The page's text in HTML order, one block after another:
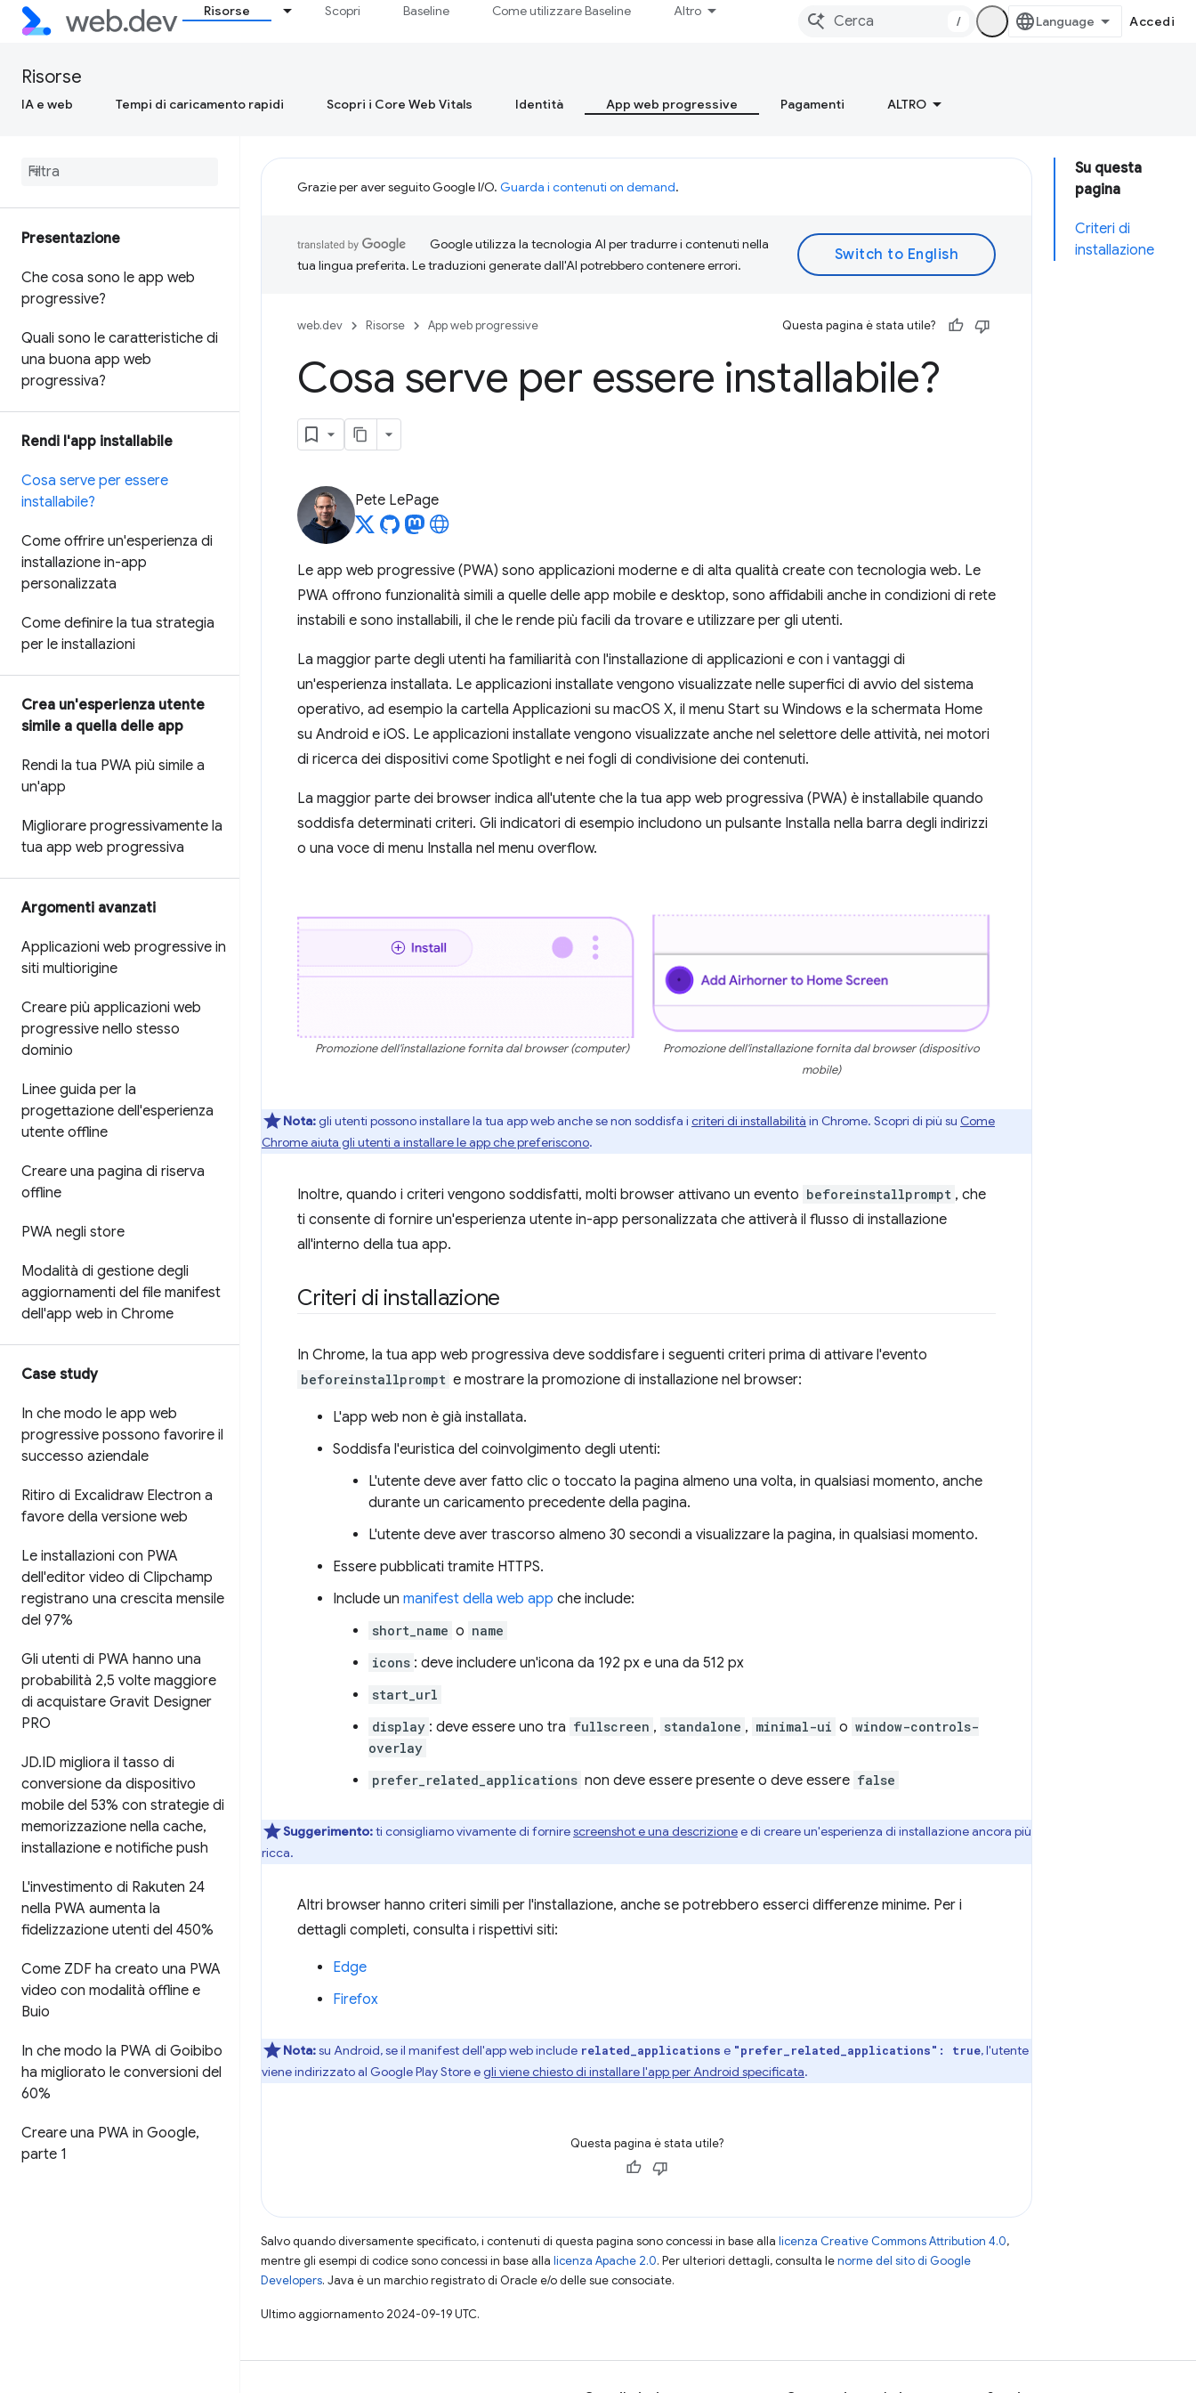
Risorse Scopri Baseline Come utilizzare Baseline Altro
/ Accedi
Risorse
IA e web Tempi di caricamento rapidi Scopri i Core Web Vitals Identità App web progressive Pagamenti ALTRO
Presentazione
Che cosa sono le app web
progressive?
Quali sono le caratteristiche di
una buona app web
progressiva?
Rendi l'app installabile
Cosa serve per essere
installabile?
Come offrire un'esperienza di
installazione in-app
personalizzata
Come definire la tua strategia
per le installazioni
Crea un'esperienza utente
simile a quella delle app
Rendi la tua PWA più simile a
un'app
Migliorare progressivamente la
tua app web progressiva
Argomenti avanzati
Applicazioni web progressive in
siti multiorigine
Creare più applicazioni web
progressive nello stesso
dominio
Linee guida per la
progettazione dell'esperienza
utente offline
Creare una pagina di riserva
offline
PWA negli store
Modalità di gestione degli
aggiornamenti del file manifest
dell'app web in Chrome
Case study
In che modo le app web
progressive possono favorire il
successo aziendale
Ritiro di Excalidraw Electron a
favore della versione web
Le installazioni con PWA
dell'editor video di Clipchamp
registrano una crescita mensile
del 97%
Gli utenti di PWA hanno una
probabilità 2,5 volte maggiore
di acquistare Gravit Designer
PRO
JD.ID migliora il tasso di
conversione da dispositivo
mobile del 53% con strategie di
memorizzazione nella cache,
installazione e notifiche push
L'investimento di Rakuten 24
nella PWA aumenta la
fidelizzazione utenti del 450%
Come ZDF ha creato una PWA
video con modalità offline e
Buio
In che modo la PWA di Goibibo
ha migliorato le conversioni del
60%
Creare una PWA in Google,
parte 1
Su questa
pagina
Criteri di
installazione
Grazie per aver seguito Google I/O. Guarda i contenuti on demand.
Google utilizza la tecnologia AI per tradurre i contenuti nella
tua lingua preferita. Le traduzioni generate dall'AI potrebbero contenere errori.
web.dev Risorse App web progressive Questa pagina è stata utile?
Cosa serve per essere installabile?
Pete LePage
Le app web progressive (PWA) sono applicazioni moderne e di alta qualità create con tecnologia web. Le
PWA offrono funzionalità simili a quelle delle app mobile e desktop, sono affidabili anche in condizioni di rete
instabili e sono installabili, il che le rende più facili da trovare e utilizzare per gli utenti.
La maggior parte degli utenti ha familiarità con l'installazione di applicazioni e con i vantaggi di
un'esperienza installata. Le applicazioni installate vengono visualizzate nelle superfici di avvio del sistema
operativo, ad esempio la cartella Applicazioni su macOS X, il menu Start su Windows e la schermata Home
su Android e iOS. Le applicazioni installate vengono visualizzate anche nel selettore delle attività, nei motori
di ricerca dei dispositivi come Spotlight e nei fogli di condivisione dei contenuti.
La maggior parte dei browser indica all'utente che la tua app web progressiva (PWA) è installabile quando
soddisfa determinati criteri. Gli indicatori di esempio includono un pulsante Installa nella barra degli indirizzi
o una voce di menu Installa nel menu overflow.
Promozione dell'installazione fornita dal browser (computer)
Promozione dell'installazione fornita dal browser (dispositivo
mobile)
Nota:gli utenti possono installare la tua app web anche se non soddisfa i criteri di installabilità in Chrome. Scopri di più su Come
Chrome aiuta gli utenti a installare le app che preferiscono.
Inoltre, quando i criteri vengono soddisfatti, molti browser attivano un evento beforeinstallprompt , che
ti consente di fornire un'esperienza utente in-app personalizzata che attiverà il flusso di installazione
all'interno della tua app.
Criteri di installazione
In Chrome, la tua app web progressiva deve soddisfare i seguenti criteri prima di attivare l'evento
beforeinstallprompt e mostrare la promozione di installazione nel browser:
L'app web non è già installata.
Soddisfa l'euristica del coinvolgimento degli utenti:
L'utente deve aver fatto clic o toccato la pagina almeno una volta, in qualsiasi momento, anche
durante un caricamento precedente della pagina.
L'utente deve aver trascorso almeno 30 secondi a visualizzare la pagina, in qualsiasi momento.
Essere pubblicati tramite HTTPS.
Include un manifest della web app che include:
short_name o name
icons : deve includere un'icona da 192 px e una da 512 px
start_url
display : deve essere uno tra fullscreen , standalone , minimal-ui o window-controls-
overlay
prefer_related_applications non deve essere presente o deve essere false
Suggerimento:ti consigliamo vivamente di fornirescreenshot e una descrizionee di creare un'esperienza di installazione ancora più
ricca.
Altri browser hanno criteri simili per l'installazione, anche se potrebbero esserci differenze minime. Per i
dettagli completi, consulta i rispettivi siti:
Edge
Firefox
Nota:su Android, se il manifest dell'app web include related_applications e "prefer_related_applications": true, l'utente
viene indirizzato al Google Play Store egli viene chiesto di installare l'app per Android specificata.
Questa pagina è stata utile?
Salvo quando diversamente specificato, i contenuti di questa pagina sono concessi in base alla licenza Creative Commons Attribution 4.0,
mentre gli esempi di codice sono concessi in base alla licenza Apache 2.0. Per ulteriori dettagli, consulta lenorme del sito di Google
Developers. Java è un marchio registrato di Oracle e/o delle sue consociate.
Ultimo aggiornamento 2024-09-19 UTC.